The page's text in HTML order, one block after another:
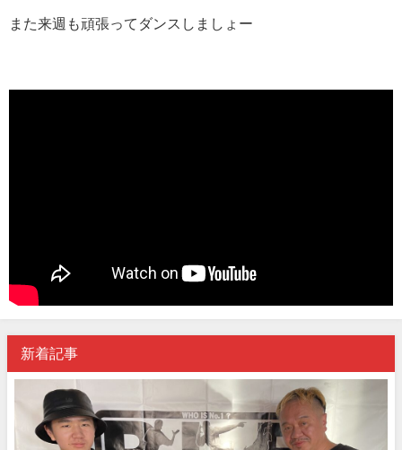
また来週も頑張ってダンスしましょー
新着記事